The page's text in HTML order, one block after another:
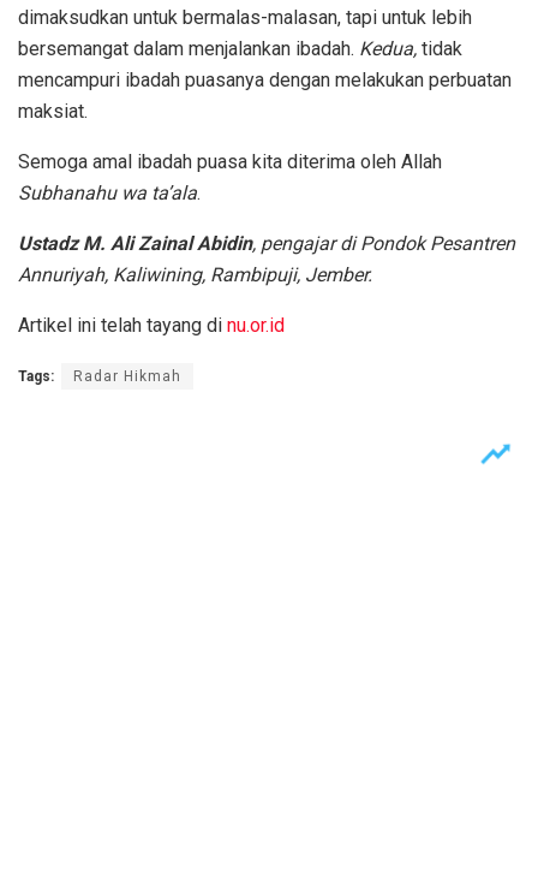
dimaksudkan untuk bermalas-malasan, tapi untuk lebih
bersemangat dalam menjalankan ibadah. Kedua, tidak
mencampuri ibadah puasanya dengan melakukan perbuatan
maksiat.
Semoga amal ibadah puasa kita diterima oleh Allah
Subhanahu wa ta’ala.
Ustadz M. Ali Zainal Abidin, pengajar diPondok Pesantren
Annuriyah, Kaliwining, Rambipuji, Jember.
Artikel ini telah tayang di nu.or.id
Tags: Radar Hikmah